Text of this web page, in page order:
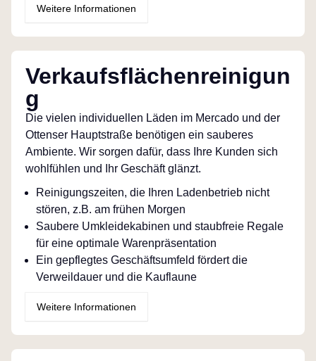
Weitere Informationen
Verkaufsflächenreinigun
g
Die vielen individuellen Läden im Mercado und der
Ottenser Hauptstraße benötigen ein sauberes
Ambiente. Wir sorgen dafür, dass Ihre Kunden sich
wohlfühlen und Ihr Geschäft glänzt.
Reinigungszeiten, die Ihren Ladenbetrieb nicht
stören, z.B. am frühen Morgen
Saubere Umkleidekabinen und staubfreie Regale
für eine optimale Warenpräsentation
Ein gepflegtes Geschäftsumfeld fördert die
Verweildauer und die Kauflaune
Weitere Informationen